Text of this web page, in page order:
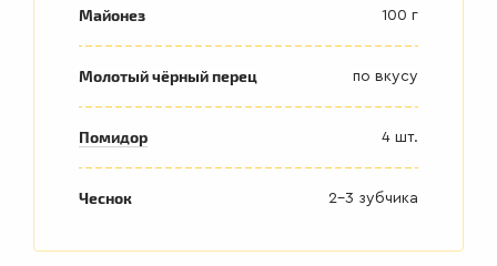
Майонез 100 г
Молотый чёрный перец по вкусу
Помидор 4 шт.
Чеснок 2-3 зубчика